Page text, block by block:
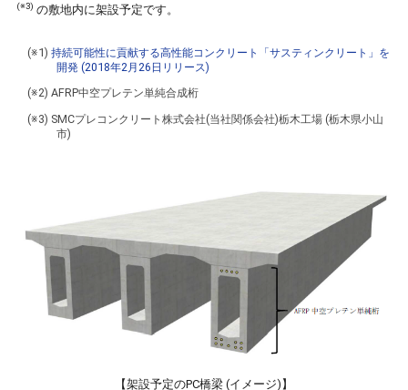
(※3) の敷地内に架設予定です。
(※1)持続可能性に貢献する高性能コンクリート「サスティンクリート」を
開発 (2018年2月26日リリース)
(※2) AFRP中空プレテン単純合成桁
(※3) SMCプレコンクリート株式会社(当社関係会社)栃木工場 (栃木県小山
市)
【架設予定のPC橋梁 (イメージ)】